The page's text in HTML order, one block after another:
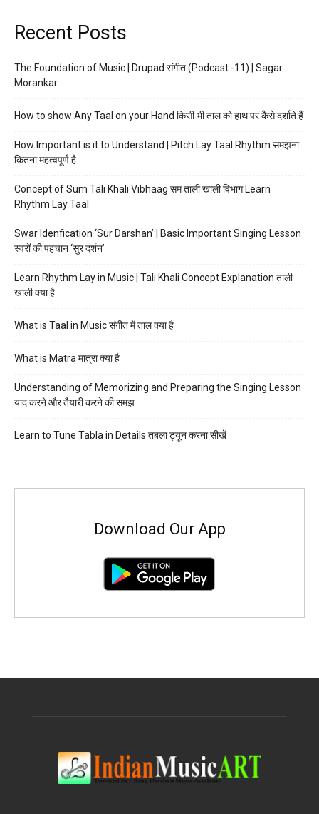
Recent Posts
The Foundation of Music | Drupad संगीत (Podcast -11) | Sagar
Morankar
How to show Any Taal on your Hand किसी भी ताल को हाथ पर कैसे दर्शाते हैं
How Important is it to Understand | Pitch Lay Taal Rhythm समझना
कितना महत्वपूर्ण है
Concept of Sum Tali Khali Vibhaag सम ताली खाली विभाग Learn
Rhythm Lay Taal
Swar Idenfication ‘Sur Darshan’ | Basic Important Singing Lesson
स्वरों की पहचान ‘सुर दर्शन’
Learn Rhythm Lay in Music | Tali Khali Concept Explanation ताली
खाली क्या है
What is Taal in Music संगीत में ताल क्या है
What is Matra मात्रा क्या है
Understanding of Memorizing and Preparing the Singing Lesson
याद करने और तैयारी करने की समझ
Learn to Tune Tabla in Details तबला ट्यून करना सीखें
Download Our App